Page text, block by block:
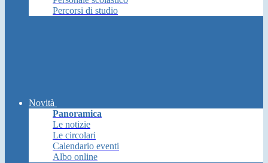
Percorsi di studio
Novità
Panoramica
Le notizie
Le circolari
Calendario eventi
Albo online